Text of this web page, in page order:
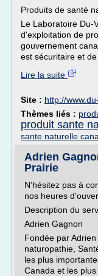
Produits de santé
Le Laboratoire Du-
d'exploitation de
gouvernement
est sécuritaire et de
Lire la suite
Site : http://
Thèmes liés :
produit sante
sante naturelle
Adrien
Prairie
N'hésitez pas à
nos heures
Description du
Adrien Gagnon
Fondée par
naturopathie,
les plus
Canada et les